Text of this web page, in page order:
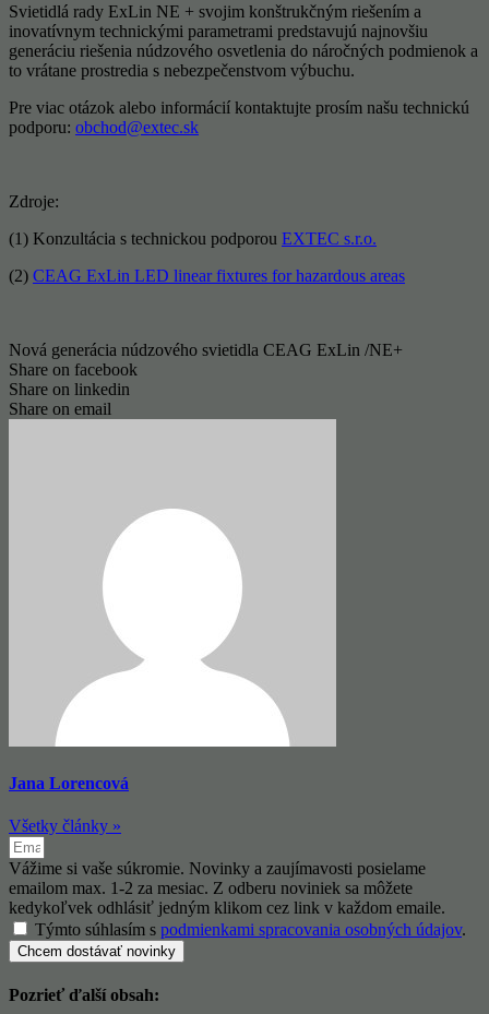
Svietidlá rady ExLin NE + svojim konštrukčným riešením a
inovatívnym technickými parametrami predstavujú najnovšiu
generáciu riešenia núdzového osvetlenia do náročných podmienok a
to vrátane prostredia s nebezpečenstvom výbuchu.
Pre viac otázok alebo informácií kontaktujte prosím našu technickú
podporu: obchod@extec.sk
Zdroje:
(1) Konzultácia s technickou podporou EXTEC s.r.o.
(2) CEAG ExLin LED linear fixtures for hazardous areas
Nová generácia núdzového svietidla CEAG ExLin /NE+
Share on facebook
Share on linkedin
Share on email
Jana Lorencová
Všetky články »
Vážime si vaše súkromie. Novinky a zaujímavosti posielame
emailom max. 1-2 za mesiac. Z odberu noviniek sa môžete
kedykoľvek odhlásiť jedným klikom cez link v každom emaile.
Týmto súhlasím s podmienkami spracovania osobných údajov.
Chcem dostávať novinky
Pozrieť ďalší obsah: